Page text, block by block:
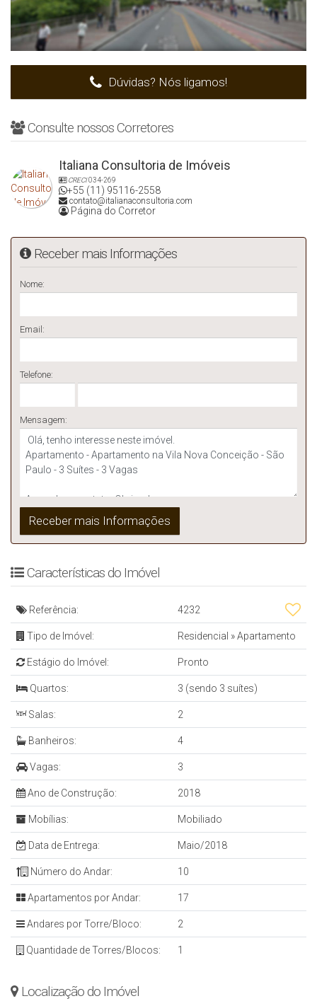
Dúvidas? Nós ligamos!
Consulte nossos Corretores
Italiana Consultoria de Imóveis
CRECI034-269
+55 (11) 95116-2558
contato@italianaconsultoria.com
Página do Corretor
Receber mais Informações
Nome:
Email:
Telefone:
Mensagem:
Características do Imóvel
Referência: 4232
Tipo de Imóvel: Residencial »Apartamento
Estágio do Imóvel: Pronto
Quartos: 3 (sendo 3 suítes)
Salas: 2
Banheiros: 4
Vagas: 3
Ano de Construção: 2018
Mobílias: Mobiliado
Data de Entrega: Maio/2018
Número do Andar: 10
Apartamentos por Andar: 17
Andares por Torre/Bloco: 2
Quantidade de Torres/Blocos: 1
Localização do Imóvel